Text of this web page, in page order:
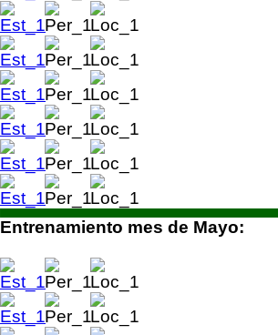
Entrenamiento mes de Mayo: